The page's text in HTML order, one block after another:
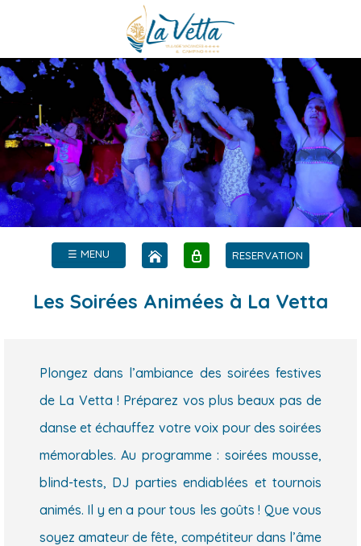
☰ MENU RESERVATION
Les Soirées Animées à La Vetta
Plongez dans l’ambiance des soirées festives
de La Vetta ! Préparez vos plus beaux pas de
danse et échauffez votre voix pour des soirées
mémorables. Au programme : soirées mousse,
blind-tests, DJ parties endiablées et tournois
animés. Il y en a pour tous les goûts ! Que vous
soyez amateur de fête, compétiteur dans l’âme